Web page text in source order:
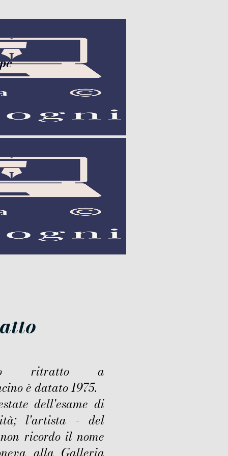
ritratto a
è datato 1975.
dell'esame di
l'artista - del
ricordo il nome